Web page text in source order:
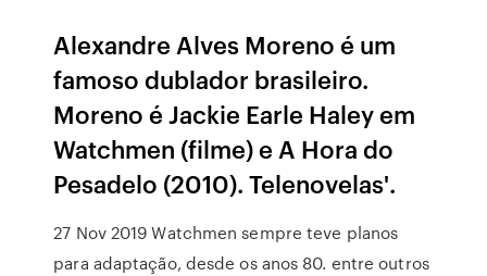
Alexandre Alves Moreno é um
famoso dublador brasileiro.
Moreno é Jackie Earle Haley em
Watchmen (filme) e A Hora do
Pesadelo (2010). Telenovelas'.
27 Nov 2019 Watchmen sempre teve planos
para adaptação, desde os anos 80. entre outros